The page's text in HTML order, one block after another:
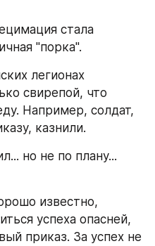
стала
"порка".
легионах
свирепой, что
Например, солдат,
казнили.
но не по плану...
известно,
успеха опасней,
приказ. За успех не